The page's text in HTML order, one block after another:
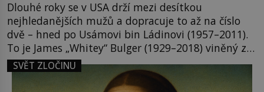
Dlouhé roky se v USA drží mezi desítkou
nejhledanějších mužů a dopracuje to až na číslo
dvě – hned po Usámovi bin Ládinovi (1957–2011).
To je James „Whitey“ Bulger (1929–2018) viněný ze
spoluúčasti na 19 vraždách, vydírání a lichvy. A
samozřejmě, krom toho je ještě drogový dealer,
který neváhá odstranit z cesty všechny práskače,
SVĚT ZLOČINU